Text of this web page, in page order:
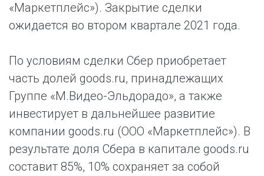
«Маркетплейс»). Закрытие сделки
ожидается во втором квартале 2021 года.
По условиям сделки Сбер приобретает
часть долей goods.ru, принадлежащих
Группе «М.Видео-Эльдорадо», а также
инвестирует в дальнейшее развитие
компании goods.ru (ООО «Маркетплейс»). В
результате доля Сбера в капитале goods.ru
составит 85%, 10% сохраняет за собой